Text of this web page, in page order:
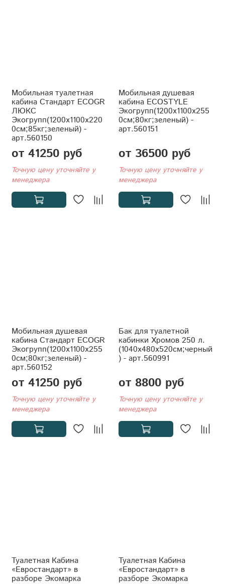
Мобильная туалетная
кабина Стандарт ECOGR
ЛЮКС
Экогрупп(1200x1100x220
0см;85кг;зеленый) -
арт.560150
от 41250 руб
Точную цену уточняйте у
менеджера
Мобильная душевая
кабина ECOSTYLE
Экогрупп(1200x1100x255
0см;80кг;зеленый) -
арт.560151
от 36500 руб
Точную цену уточняйте у
менеджера
Мобильная душевая
кабина Стандарт ECOGR
Экогрупп(1200x1100x255
0см;80кг;зеленый) -
арт.560152
от 41250 руб
Точную цену уточняйте у
менеджера
Бак для туалетной
кабинки Хромов 250 л.
(1040x480x520см;черный
) - арт.560991
от 8800 руб
Точную цену уточняйте у
менеджера
Туалетная Кабина
«Евростандарт» в
разборе Экомарка
Туалетная Кабина
«Евростандарт» в
разборе Экомарка